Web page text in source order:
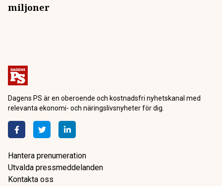
miljoner
Dagens PS är en oberoende och kostnadsfri nyhetskanal med
relevanta ekonomi- och näringslivsnyheter för dig.
Hantera prenumeration
Utvalda pressmeddelanden
Kontakta oss